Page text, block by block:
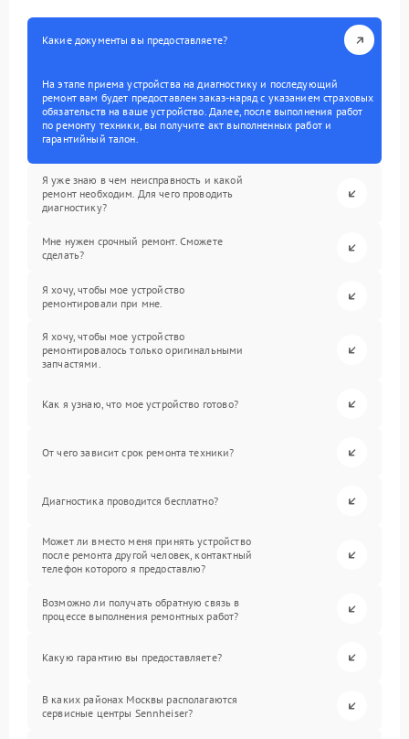
Какие документы вы предоставляете?
На этапе приема устройства на диагностику и последующий
ремонт вам будет предоставлен заказ-наряд с указанием страховых
обязательств на ваше устройство. Далее, после выполнения работ
по ремонту техники, вы получите акт выполненных работ и
гарантийный талон.
Я уже знаю в чем неисправность и какой
ремонт необходим. Для чего проводить
диагностику?
Мне нужен срочный ремонт. Сможете
сделать?
Я хочу, чтобы мое устройство
ремонтировали при мне.
Я хочу, чтобы мое устройство
ремонтировалось только оригинальными
запчастями.
Как я узнаю, что мое устройство готово?
От чего зависит срок ремонта техники?
Диагностика проводится бесплатно?
Может ли вместо меня принять устройство
после ремонта другой человек, контактный
телефон которого я предоставлю?
Возможно ли получать обратную связь в
процессе выполнения ремонтных работ?
Какую гарантию вы предоставляете?
В каких районах Москвы располагаются
сервисные центры Sennheiser?